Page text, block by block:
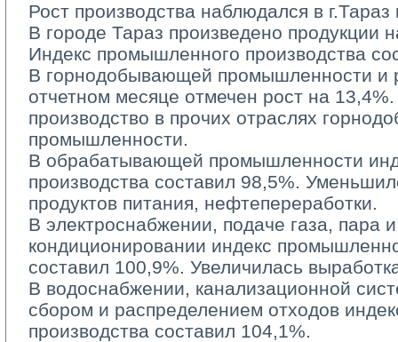
Рост производства наблюдался в
В городе Тараз произведено продукции
Индекс промышленного производства
В горнодобывающей промышленности и
отчетном месяце отмечен рост на
производство в прочих отраслях
промышленности.
В обрабатывающей промышленности
производства составил 98,5%.
продуктов питания, нефтепереработки.
В электроснабжении, подаче газа, пара
кондиционировании индекс
составил 100,9%. Увеличилась
В водоснабжении, канализационной
сбором и распределением отходов
производства составил 104,1%.